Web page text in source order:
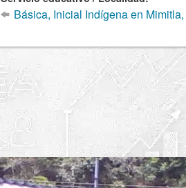
Básica, Inicial Indígena en